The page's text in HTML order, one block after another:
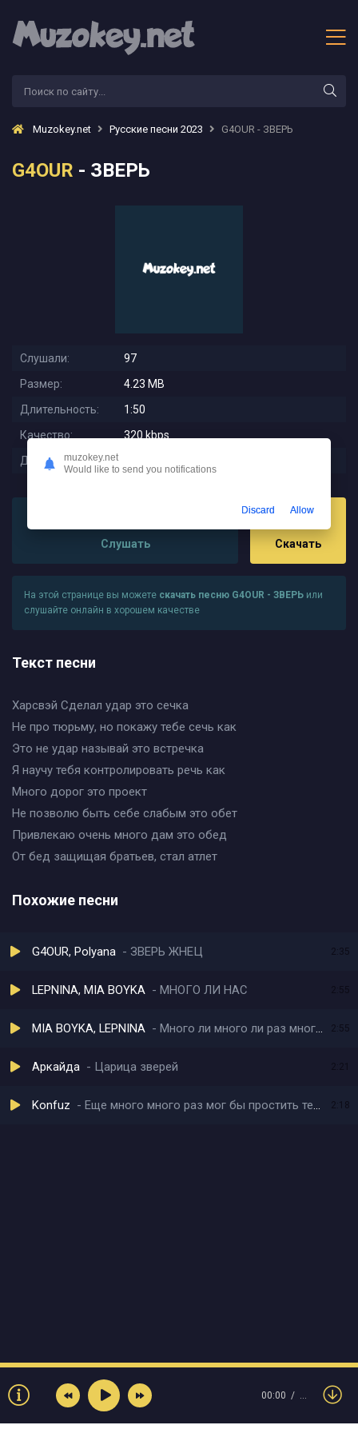
Muzokey.net Русские песни 2023 G4OUR - ЗВЕРЬ
G4OUR - ЗВЕРЬ
Слушали:
97
Размер:
4.23 MB
Длительность:
1:50
Качество:
320 kbps
Дата релиза:
Слушать Скачать
На этой странице вы можете скачать песню G4OUR - ЗВЕРЬ или
слушайте онлайн в хорошем качестве
Текст песни
Харсвэй Сделал удар это сечка
Не про тюрьму, но покажу тебе сечь как
Это не удар называй это встречка
Я научу тебя контролировать речь как
Много дорог это проект
Не позволю быть себе слабым это обет
Привлекаю очень много дам это обед
От бед защищая братьев, стал атлет
Похожие песни
G4OUR, Polyana ЗВЕРЬ ЖНЕЦ 2:35
LEPNINA, MIA BOYKA МНОГО ЛИ НАС
MIA BOYKA, LEPNINA Много ли много ли раз много ли мало 2:55
Аркайда Царица зверей
Konfuz Еще много много раз мог бы простить тебя 2:18
00:00 …
muzokey.net
Would like to send you notifications
Discard Allow